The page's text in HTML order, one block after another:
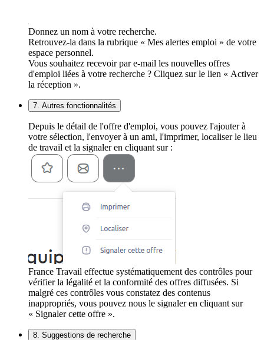
Donnez un nom à votre recherche.
Retrouvez-la dans la rubrique « Mes alertes emploi » de votre
espace personnel.
Vous souhaitez recevoir par e-mail les nouvelles offres
d'emploi liées à votre recherche ? Cliquez sur le lien « Activer
la réception ».
7. Autres fonctionnalités
Depuis le détail de l'offre d'emploi, vous pouvez l'ajouter à
votre sélection, l'envoyer à un ami, l'imprimer, localiser le lieu
de travail et la signaler en cliquant sur :
France Travail effectue systématiquement des contrôles pour
vérifier la légalité et la conformité des offres diffusées. Si
malgré ces contrôles vous constatez des contenus
inappropriés, vous pouvez nous le signaler en cliquant sur
« Signaler cette offre ».
8. Suggestions de recherche